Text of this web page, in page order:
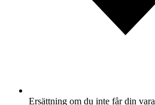
Ersättning om du inte får din vara